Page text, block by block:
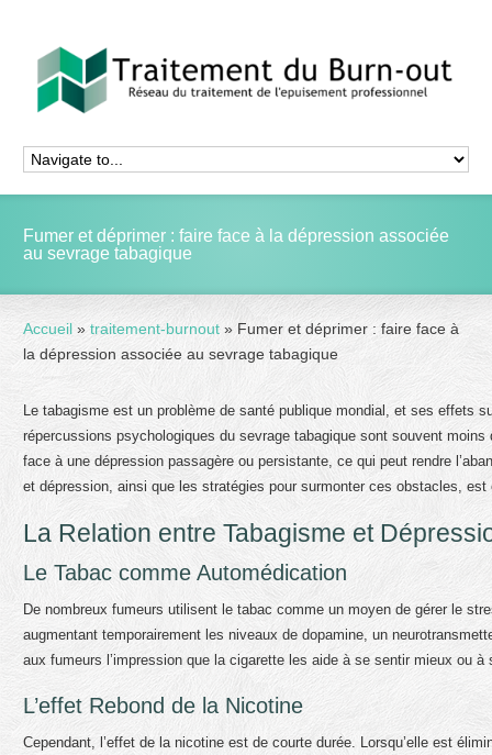
Fumer et déprimer : faire face à la dépression associée
au sevrage tabagique
Accueil » traitement-burnout » Fumer et déprimer : faire face à
la dépression associée au sevrage tabagique
Le tabagisme est un problème de santé publique mondial, et ses effets
répercussions psychologiques du sevrage tabagique sont souvent
face à une dépression passagère ou persistante, ce qui peut rendre
et dépression, ainsi que les stratégies pour surmonter ces obstacles,
La Relation entre Tabagisme et
Le Tabac comme Automédication
De nombreux fumeurs utilisent le tabac comme un moyen de gérer le
augmentant temporairement les niveaux de dopamine, un
aux fumeurs l’impression que la cigarette les aide à se sentir mieux ou
L’effet Rebond de la Nicotine
Cependant, l’effet de la nicotine est de courte durée. Lorsqu’elle est